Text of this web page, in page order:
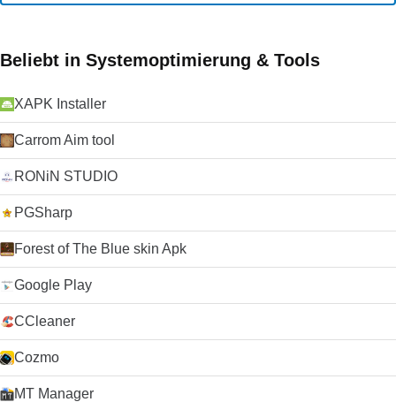
Beliebt in Systemoptimierung & Tools
XAPK Installer
Carrom Aim tool
RONiN STUDIO
PGSharp
Forest of The Blue skin Apk
Google Play
CCleaner
Cozmo
MT Manager